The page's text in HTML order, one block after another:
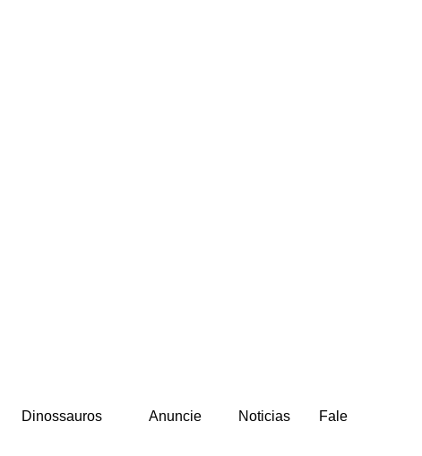
Dinossauros Anuncie Noticias Fale